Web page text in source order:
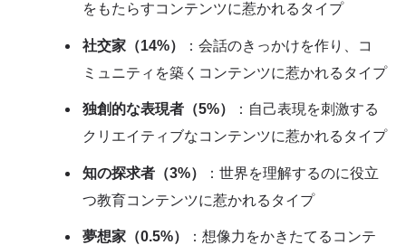
をもたらすコンテンツに惹かれるタイプ
社交家（14%）
：会話のきっかけを作り、コ
ミュニティを築くコンテンツに惹かれるタイプ
独創的な表現者（5%）
：自己表現を刺激する
クリエイティブなコンテンツに惹かれるタイプ
知の探求者（3%）
：世界を理解するのに役立
つ教育コンテンツに惹かれるタイプ
夢想家（0.5%）
：想像力をかきたてるコンテ